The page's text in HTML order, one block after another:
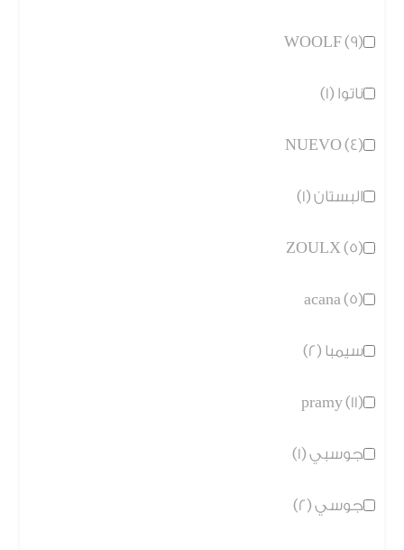
WOOLF (9)
ناتوا (1)
NUEVO (4)
البستان (1)
ZOULX (5)
acana (5)
سيمبا (2)
pramy (11)
جوسبي (1)
جوسي (2)